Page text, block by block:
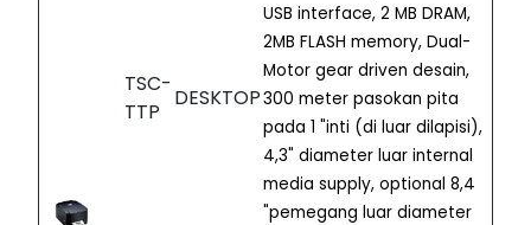
TSC-
TTP
DESKTOP
USB interface, 2 MB DRAM,
2MB FLASH memory, Dual-
Motor gear driven desain,
300 meter pasokan pita
pada 1 "inti (di luar dilapisi),
4,3" diameter luar internal
media supply, optional 8,4
"pemegang luar diameter